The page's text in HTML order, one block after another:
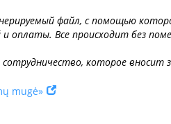
файл, с помощью
Все происходит без
которое вносит
mugė»